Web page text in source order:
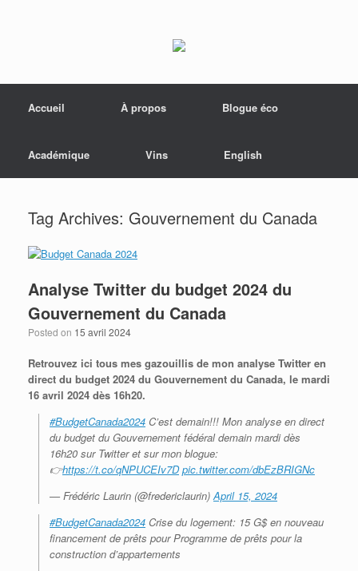
Accueil
À propos Blogue éco
Académique Vins English
Tag Archives: Gouvernement du Canada
Analyse Twitter du budget 2024 du
Gouvernement du Canada
Posted on 15 avril 2024
Retrouvez ici tous mes gazouillis de mon analyse Twitter en
direct du budget 2024 du Gouvernement du Canada, le mardi
16 avril 2024 dès 16h20.
#BudgetCanada2024 C’est demain!!! Mon analyse en direct
du budget du Gouvernement fédéral demain mardi dès
16h20 sur Twitter et sur mon blogue:
👉https://t.co/qNPUCEIv7D pic.twitter.com/dbEzBRIGNc
— Frédéric Laurin (@fredericlaurin) April 15, 2024
#BudgetCanada2024 Crise du logement: 15 G$ en nouveau
financement de prêts pour Programme de prêts pour la
construction d’appartements